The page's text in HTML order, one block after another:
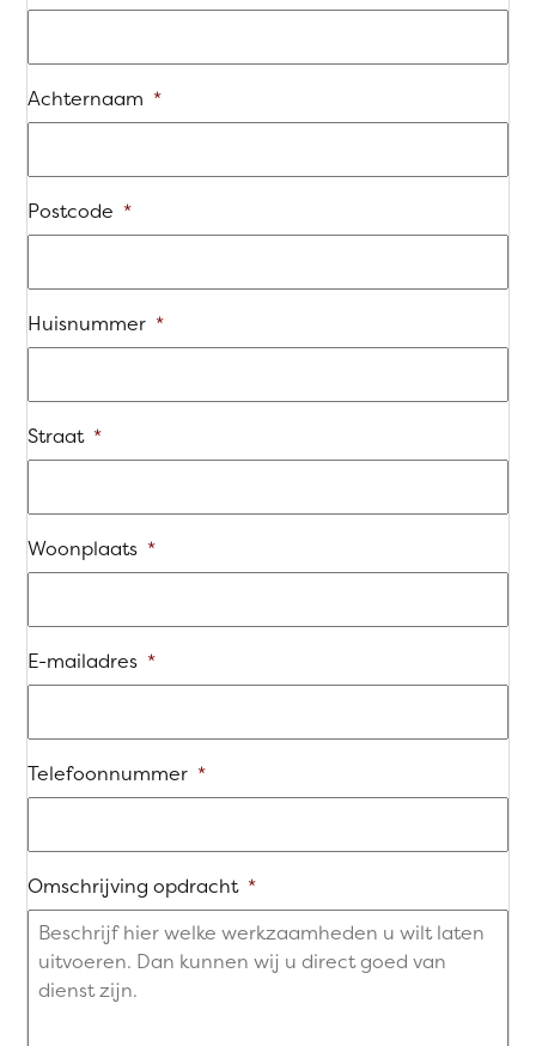
Achternaam *
Postcode *
Huisnummer *
Straat *
Woonplaats *
E-mailadres *
Telefoonnummer *
Omschrijving opdracht *